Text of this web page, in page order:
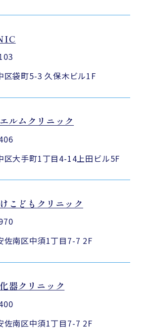
区袋町5-3 久保木ビル1F
ルムクリニック
区大手町1丁目4-14上田ビル5F
こどもクリニック
佐南区中須1丁目7-7 2F
器クリニック
佐南区中須1丁目7-7 2F